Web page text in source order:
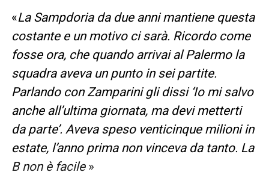
«La Sampdoria da due anni mantiene questa
costante e un motivo ci sarà. Ricordo come
fosse ora, che quando arrivai al Palermo la
squadra aveva un punto in sei partite.
Parlando con Zamparini gli dissi ‘Io mi salvo
anche all’ultima giornata, ma devi metterti
da parte’. Aveva speso venticinque milioni in
estate, l’anno prima non vinceva da tanto. La
B non è facile»